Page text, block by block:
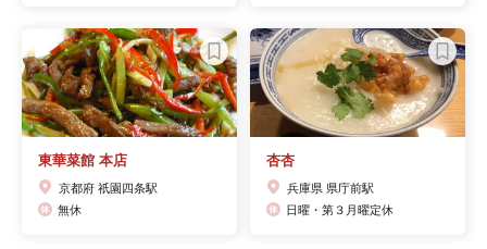
東華菜館 本店
京都府 祇園四条駅
無休
杏杏
兵庫県 県庁前駅
日曜・第３月曜定休